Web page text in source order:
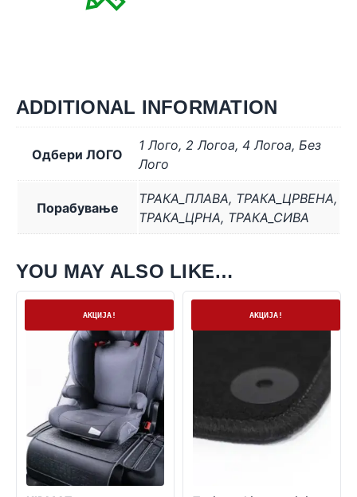
ADDITIONAL INFORMATION
Одбери ЛОГО
1 Лого, 2 Логоa, 4 Логоa, Без
Лого
Порабување
ТРАКА_ПЛАВА, ТРАКА_ЦРВЕНА,
ТРАКА_ЦРНА, ТРАКА_СИВА
YOU MAY ALSO LIKE…
Нема залихаАКЦИЈА! АКЦИЈА!